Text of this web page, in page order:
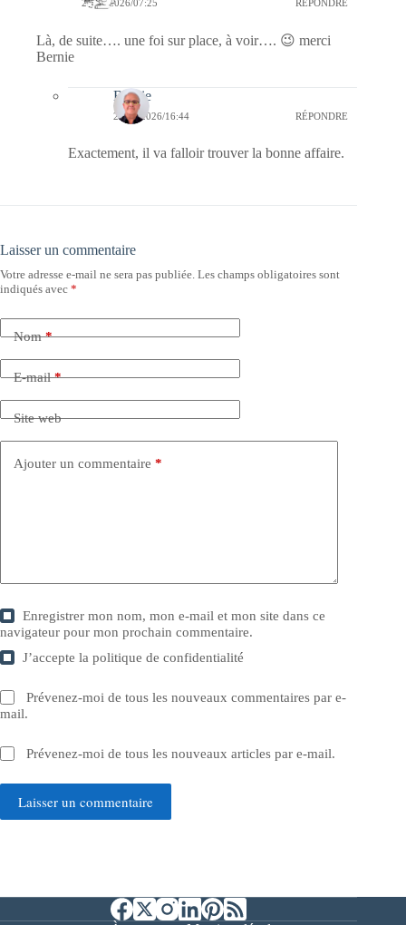
22/05/2026/07:25 RÉPONDRE
Là, de suite…. une foi sur place, à voir…. 😉 merci
Bernie
Bernie
23/05/2026/16:44 RÉPONDRE
Exactement, il va falloir trouver la bonne affaire.
Laisser un commentaire
Votre adresse e-mail ne sera pas publiée. Les champs obligatoires sont
indiqués avec *
Nom*
E-mail*
Site web
Ajouter un commentaire *
Enregistrer mon nom, mon e-mail et mon site dans ce
navigateur pour mon prochain commentaire.
J’accepte lapolitique de confidentialité
Prévenez-moi de tous les nouveaux commentaires par e-
mail.
Prévenez-moi de tous les nouveaux articles par e-mail.
Laisser un commentaire